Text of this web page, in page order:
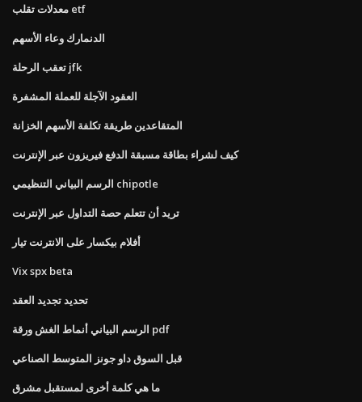
معدلات تقلب etf
الدنمارك وعاء الأسهم
تعقب الرحلة jfk
العقود الآجلة للعملة المشفرة
المتقاعدين طريقة تكلفة الأسهم الخزانة
كيف لشراء بطاقة مسبقة الدفع فيريزون عبر الإنترنت
الرسم البياني التنظيمي chipotle
تريد أن تتعلم حصة التداول عبر الإنترنت
أفلام بيكسار على الانترنت تيار
Vix spx beta
تحديد تجديد العقد
الرسم البياني أنماط الغش ورقة pdf
قبل السوق داو جونز المتوسط ​​الصناعي
ما هي كلمة أخرى لمستقبل مشرق